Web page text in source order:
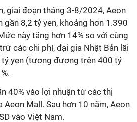
giai đoạn tháng 3-8/2024, Aeon
gần 8,2 tỷ yen, khoảng hơn 1.390
này tăng hơn 14% so với cùng
các chi phí, đại gia Nhật Bản lãi
yen (tương đương trên 400 tỷ
40% vào lợi nhuận từ các thị
Mall. Sau hơn 10 năm, Aeon
vào Việt Nam.